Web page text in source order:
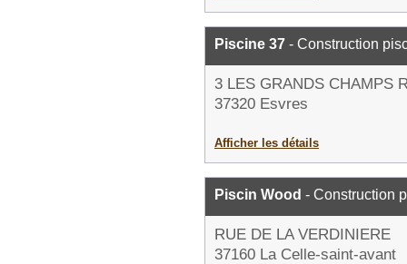
Piscine 37 - Construction
3 LES GRANDS CHAMPS
37320 Esvres
Afficher les détails
Piscin Wood - Construction
RUE DE LA VERDINIERE
37160 La Celle-saint-avant